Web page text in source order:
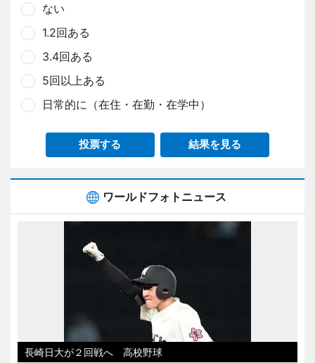
ない
1.2回ある
3.4回ある
5回以上ある
日常的に（在住・在勤・在学中）
投票する 結果を見る
ワールドフォトニュース
長崎日大が２回戦へ 高校野球